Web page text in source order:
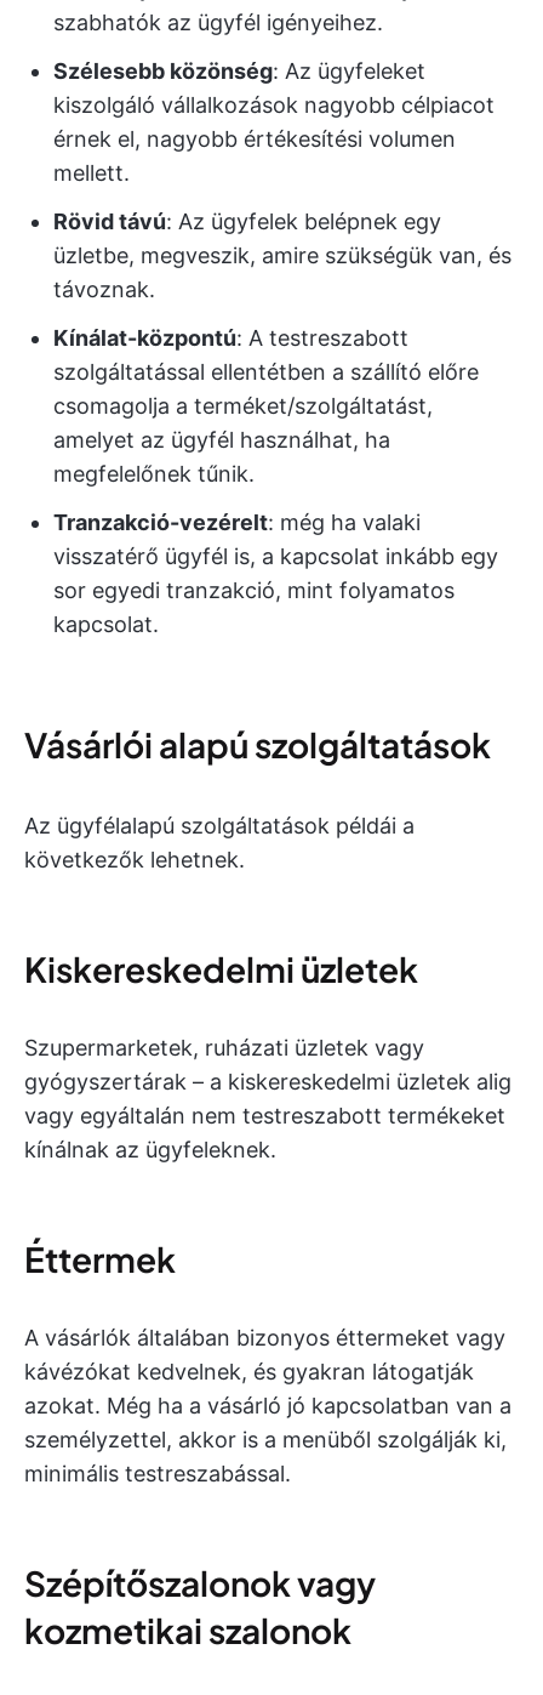
szabhatók az ügyfél igényeihez.
Szélesebb közönség: Az ügyfeleket
kiszolgáló vállalkozások nagyobb célpiacot
érnek el, nagyobb értékesítési volumen
mellett.
Rövid távú: Az ügyfelek belépnek egy
üzletbe, megveszik, amire szükségük van, és
távoznak.
Kínálat-központú: A testreszabott
szolgáltatással ellentétben a szállító előre
csomagolja a terméket/szolgáltatást,
amelyet az ügyfél használhat, ha
megfelelőnek tűnik.
Tranzakció-vezérelt: még ha valaki
visszatérő ügyfél is, a kapcsolat inkább egy
sor egyedi tranzakció, mint folyamatos
kapcsolat.
Vásárlói alapú szolgáltatások
Az ügyfélalapú szolgáltatások példái a
következők lehetnek.
Kiskereskedelmi üzletek
Szupermarketek, ruházati üzletek vagy
gyógyszertárak – a kiskereskedelmi üzletek alig
vagy egyáltalán nem testreszabott termékeket
kínálnak az ügyfeleknek.
Éttermek
A vásárlók általában bizonyos éttermeket vagy
kávézókat kedvelnek, és gyakran látogatják
azokat. Még ha a vásárló jó kapcsolatban van a
személyzettel, akkor is a menüből szolgálják ki,
minimális testreszabással.
Szépítőszalonok vagy
kozmetikai szalonok